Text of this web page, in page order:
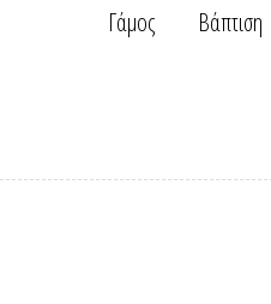
Γάμος Βάπτιση